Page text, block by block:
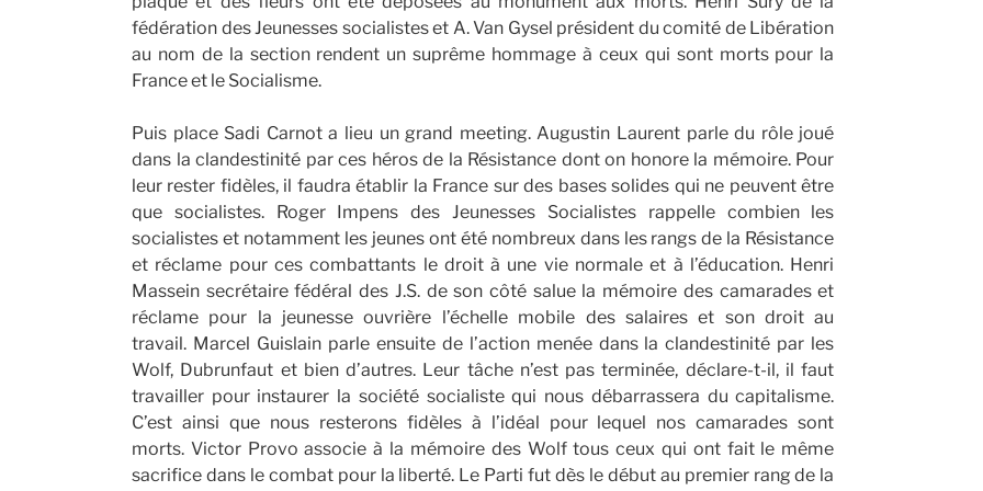
fédération des Jeunesses socialistes et A. Van Gysel président du comité de Libération
au nom de la section rendent un suprême hommage à ceux qui sont morts pour la
France et le Socialisme.
Puis place Sadi Carnot a lieu un grand meeting. Augustin Laurent parle du rôle joué
dans la clandestinité par ces héros de la Résistance dont on honore la mémoire. Pour
leur rester fidèles, il faudra établir la France sur des bases solides qui ne peuvent être
que socialistes. Roger Impens des Jeunesses Socialistes rappelle combien les
socialistes et notamment les jeunes ont été nombreux dans les rangs de la Résistance
et réclame pour ces combattants le droit à une vie normale et à l’éducation. Henri
Massein secrétaire fédéral des J.S. de son côté salue la mémoire des camarades et
réclame pour la jeunesse ouvrière l’échelle mobile des salaires et son droit au
travail. Marcel Guislain parle ensuite de l’action menée dans la clandestinité par les
Wolf, Dubrunfaut et bien d’autres. Leur tâche n’est pas terminée, déclare-t-il, il faut
travailler pour instaurer la société socialiste qui nous débarrassera du capitalisme.
C’est ainsi que nous resterons fidèles à l’idéal pour lequel nos camarades sont
morts. Victor Provo associe à la mémoire des Wolf tous ceux qui ont fait le même
sacrifice dans le combat pour la liberté. Le Parti fut dès le début au premier rang de la